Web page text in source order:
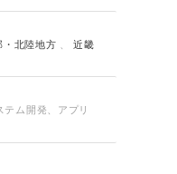
・北陸地方 、近畿
ム開発、アプリ